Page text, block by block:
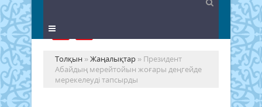
Толқын »Жаңалықтар » Президент
Абайдың мерейтойын жоғары деңгейде
мерекелеуді тапсырды